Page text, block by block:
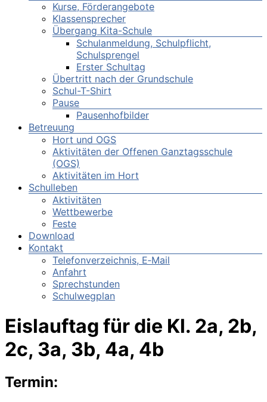
Kurse, Förderangebote
Klassensprecher
Übergang Kita-Schule
Schulanmeldung, Schulpflicht,
Schulsprengel
Erster Schultag
Übertritt nach der Grundschule
Schul-T-Shirt
Pause
Pausenhofbilder
Betreuung
Hort und OGS
Aktivitäten der Offenen Ganztagsschule
(OGS)
Aktivitäten im Hort
Schulleben
Aktivitäten
Wettbewerbe
Feste
Download
Kontakt
Telefonverzeichnis, E‑Mail
Anfahrt
Sprechstunden
Schulwegplan
Eislauftag für die Kl. 2a, 2b,
2c, 3a, 3b, 4a, 4b
Termin: